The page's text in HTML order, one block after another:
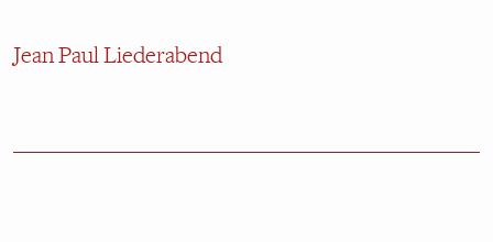
Jean Paul Liederabend